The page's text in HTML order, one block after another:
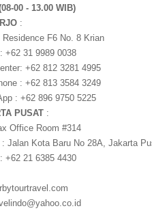
00 - 13.00 WIB)
:
Residence F6 No. 8 Krian
+62 31 9989 0038
+62 812 3281 4995
: +62 813 3584 3249
: +62 896 9750 5225
PUSAT :
Office Room #314
Jalan Kota Baru No 28A, Jakarta
+62 21 6385 4430